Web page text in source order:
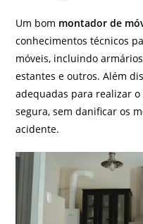
Um bom montador de
conhecimentos técnicos
móveis, incluindo
estantes e outros. Além
adequadas para realizar
segura, sem danificar os
acidente.